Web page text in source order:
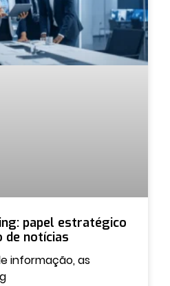
papel estratégico
de notícias
informação, as